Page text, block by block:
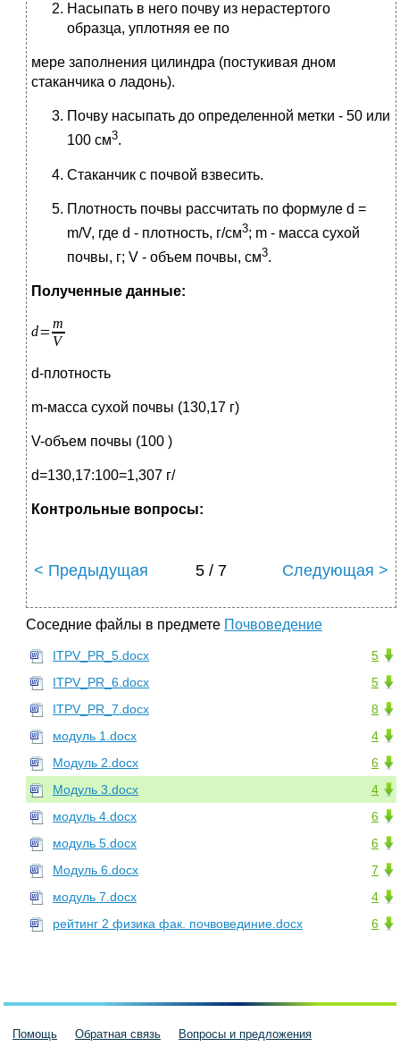
Насыпать в него почву из нерастертого
образца, уплотняя ее по
мере заполнения цилиндра (постукивая дном
стаканчика о ладонь).
Почву насыпать до определенной метки - 50 или
100 см3.
Стаканчик с почвой взвесить.
Плотность почвы рассчитать по формуле d =
m/V, где d - плотность, г/см3; m - масса сухой
почвы, г; V - объем почвы, см3.
Полученные данные:
d-плотность
m-масса сухой почвы (130,17 г)
V-объем почвы (100 )
d=130,17:100=1,307 г/
Контрольные вопросы:
< Предыдущая 5 / 7 Следующая >
Соседние файлы в предмете Почвоведение
5
ITPV_PR_5.docx
5
ITPV_PR_6.docx
8
ITPV_PR_7.docx
4
модуль 1.docx
6
Модуль 2.docx
4
Модуль 3.docx
6
модуль 4.docx
6
модуль 5.docx
7
Модуль 6.docx
4
модуль 7.docx
6
рейтинг 2 физика фак. почвовединие.docx
Помощь Обратная связь Вопросы и предложения